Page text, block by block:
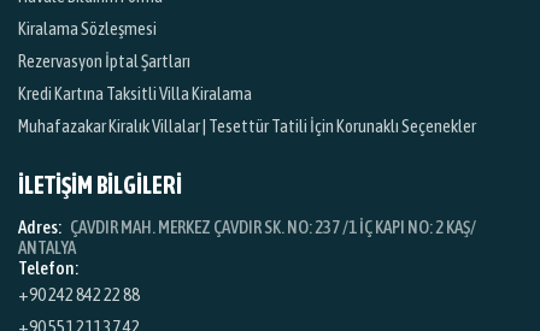
Kiralama Sözleşmesi
Rezervasyon İptal Şartları
Kredi Kartına Taksitli Villa Kiralama
Muhafazakar Kiralık Villalar | Tesettür Tatili İçin Korunaklı Seçenekler
İLETİŞİM BİLGİLERİ
Adres: ÇAVDIR MAH. MERKEZ ÇAVDIR SK. NO: 237 /1 İÇ KAPI NO: 2 KAŞ/
ANTALYA
Telefon:
+90 242 842 22 88